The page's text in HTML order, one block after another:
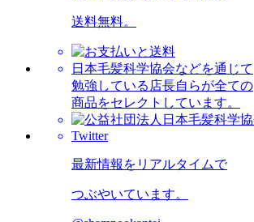
送料無料。
日本毛髪科学協会などを通じて
勉強している店長自らが全ての
商品をセレクトしています。
Twitter
最新情報をリアルタイムで
つぶやいています。